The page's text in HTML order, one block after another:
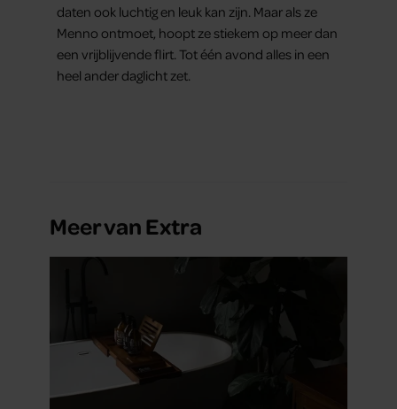
daten ook luchtig en leuk kan zijn. Maar als ze
Menno ontmoet, hoopt ze stiekem op meer dan
een vrijblijvende flirt. Tot één avond alles in een
heel ander daglicht zet.
Meer van Extra